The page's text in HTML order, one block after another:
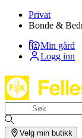
Privat
Bonde &
Min gård
Logg inn
Velg min butikk